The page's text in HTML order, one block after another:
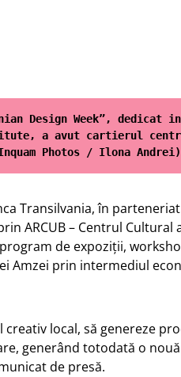
Design Week”, dedicat
a avut cartierul
Photos / Ilona Andrei)
Transilvania, în
ARCUB – Centrul Cultural
de expoziții,
Amzei prin intermediul
local, să genereze
generând totodată o
de presă.